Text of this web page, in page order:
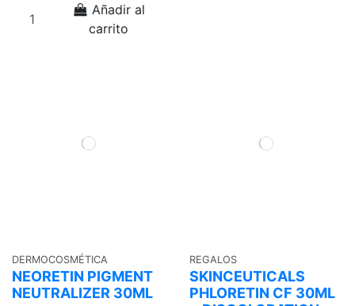
Añadir al
carrito
DERMOCOSMÉTICA
NEORETIN PIGMENT
NEUTRALIZER 30ML
REGALOS
SKINCEUTICALS
PHLORETIN CF 30ML